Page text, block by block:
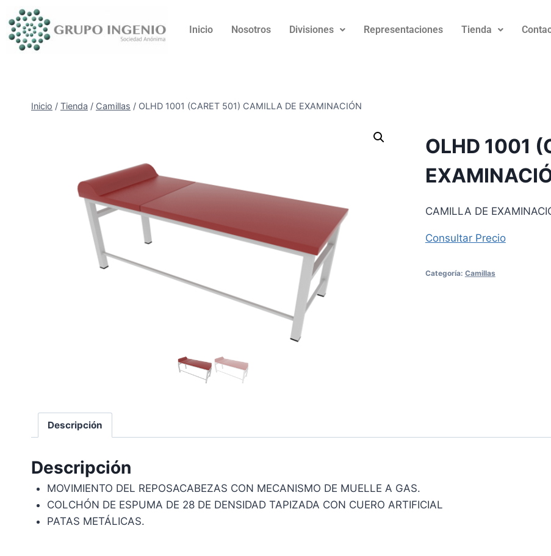
Inicio Nosotros Divisiones Representaciones Tienda
Inicio / Tienda / Camillas / OLHD 1001 (CARET 501) CAMILLA DE EXAMINACIÓN
OLHD 1001
CAMILLA DE
Consultar Precio
Categoría: Camillas
Descripción
Descripción
MOVIMIENTO DEL REPOSACABEZAS CON MECANISMO DE MUELLE A GAS.
COLCHÓN DE ESPUMA DE 28 DE DENSIDAD TAPIZADA CON CUERO ARTIFICIAL
PATAS METÁLICAS.